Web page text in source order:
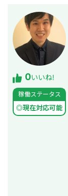
0いいね!
稼働ステータス
◎現在対応可能